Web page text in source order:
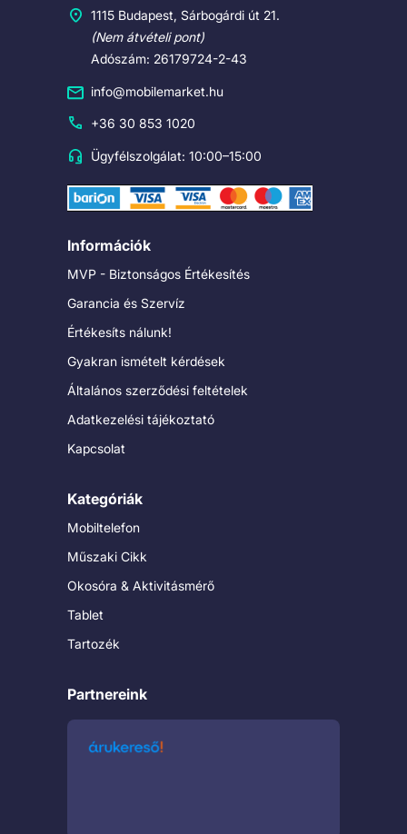
1115 Budapest, Sárbogárdi út 21.
(Nem átvételi pont)
Adószám: 26179724-2-43
info@mobilemarket.hu
+36 30 853 1020
Ügyfélszolgálat: 10:00–15:00
Információk
MVP - Biztonságos Értékesítés
Garancia és Szervíz
Értékesíts nálunk!
Gyakran ismételt kérdések
Általános szerződési feltételek
Adatkezelési tájékoztató
Kapcsolat
Kategóriák
Mobiltelefon
Műszaki Cikk
Okosóra & Aktivitásmérő
Tablet
Tartozék
Partnereink